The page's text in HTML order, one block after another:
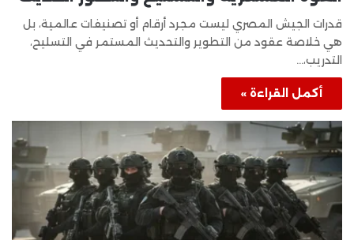
قدرات الجيش المصري ليست مجرد أرقام أو تصنيفات عالمية، بل
هي خلاصة عقود من التطوير والتحديث المستمر في التسليح،
التدريب،…
أكمل القراءة »